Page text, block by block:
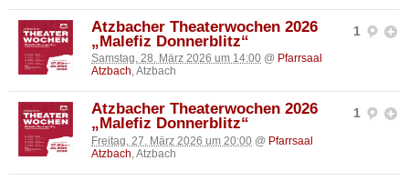
1
Atzbacher Theaterwochen 2026
„Malefiz Donnerblitz“
Samstag, 28. März 2026 um 14:00 @ Pfarrsaal
Atzbach, Atzbach
1
Atzbacher Theaterwochen 2026
„Malefiz Donnerblitz“
Freitag, 27. März 2026 um 20:00 @ Pfarrsaal
Atzbach , Atzbach